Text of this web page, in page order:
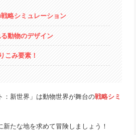
略シミュレーション
動物のデザイン
こみ要素！
：新世界」は動物世界が舞台の戦略シミ
新たな地を求めて冒険しましょう！